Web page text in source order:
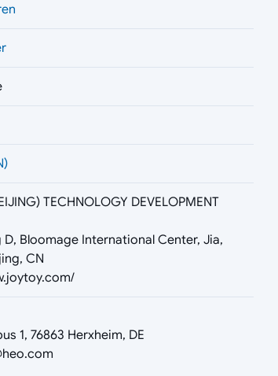
TECHNOLOGY DEVELOPMENT
D, Bloomage International Center, Jia,
CN
1, 76863 Herxheim, DE